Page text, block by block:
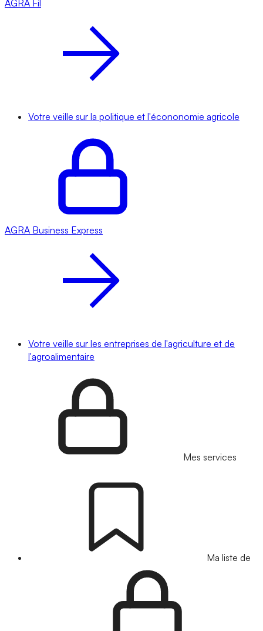
AGRA Fil
Votre veille sur la politique et l'écononomie agricole
AGRA Business Express
Votre veille sur les entreprises de l'agriculture et de
l'agroalimentaire
Mes services
Ma liste de